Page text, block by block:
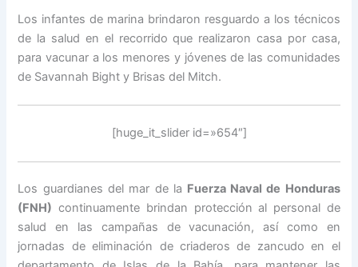
Los infantes de marina brindaron resguardo a los técnicos
de la salud en el recorrido que realizaron casa por casa,
para vacunar a los menores y jóvenes de las comunidades
de Savannah Bight y Brisas del Mitch.
[huge_it_slider id=»654″]
Los guardianes del mar de la Fuerza Naval de Honduras
(FNH) continuamente brindan protección al personal de
salud en las campañas de vacunación, así como en
jornadas de eliminación de criaderos de zancudo en el